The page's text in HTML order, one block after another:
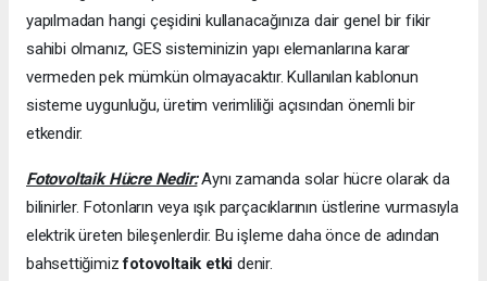
yapılmadan hangi çeşidini kullanacağınıza dair genel bir fikir
sahibi olmanız, GES sisteminizin yapı elemanlarına karar
vermeden pek mümkün olmayacaktır. Kullanılan kablonun
sisteme uygunluğu, üretim verimliliği açısından önemli bir
etkendir.
Fotovoltaik Hücre Nedir:Aynı zamanda solar hücre olarak da
bilinirler. Fotonların veya ışık parçacıklarının üstlerine vurmasıyla
elektrik üreten bileşenlerdir. Bu işleme daha önce de adından
bahsettiğimizfotovoltaik etkidenir.